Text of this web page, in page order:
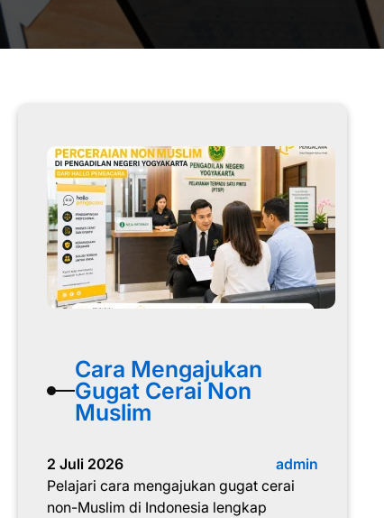
Cara Mengajukan
Gugat Cerai Non
Muslim
2 Juli 2026
admin
Pelajari cara mengajukan gugat cerai
non-Muslim di Indonesia lengkap